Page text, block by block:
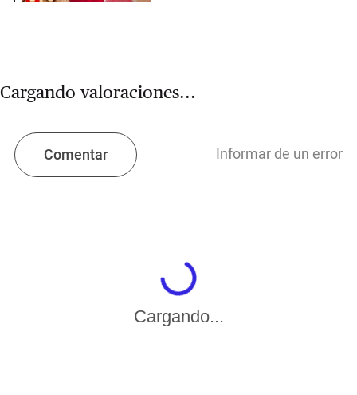
Cargando valoraciones...
Comentar Informar de un error
Cargando...